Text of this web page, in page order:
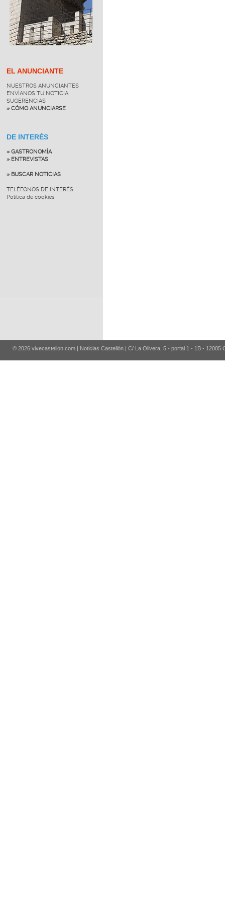
EL ANUNCIANTE
NUESTROS ANUNCIANTES
ENVÍANOS TU NOTICIA
SUGERENCIAS
» CÓMO ANUNCIARSE
DE INTERÉS
» GASTRONOMÍA
» ENTREVISTAS
» BUSCAR NOTICIAS
TELÉFONOS DE INTERÉS
Política de cookies
© 2026 vivecastellon.com | Noticias Castellón | C/ La Olivera, 5 - portal 1 - 1B - 12005